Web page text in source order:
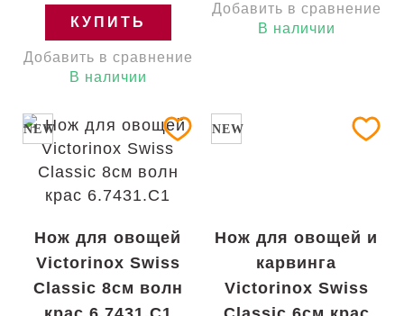
КУПИТЬ
Добавить в сравнение
В наличии
Добавить в сравнение
В наличии
NEW
Нож для овощей
Victorinox Swiss
Classic 8см волн
NEW
Нож для овощей и
карвинга
Victorinox Swiss